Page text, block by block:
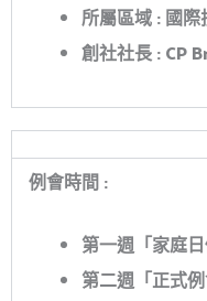
所屬區域:國際
創社社長: CP
例會時間:
第一週「家庭
第二週「正式例